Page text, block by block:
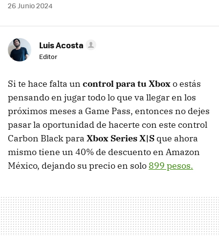
26 Junio 2024
Luis Acosta
Editor
Si te hace falta un control para tu Xboxo estás
pensando en jugar todo lo que va llegar en los
próximos meses a Game Pass, entonces no dejes
pasar la oportunidad de hacerte con este control
Carbon Black para Xbox Series X|S que ahora
mismo tiene un 40% de descuento en Amazon
México, dejando su precio en solo 899 pesos.